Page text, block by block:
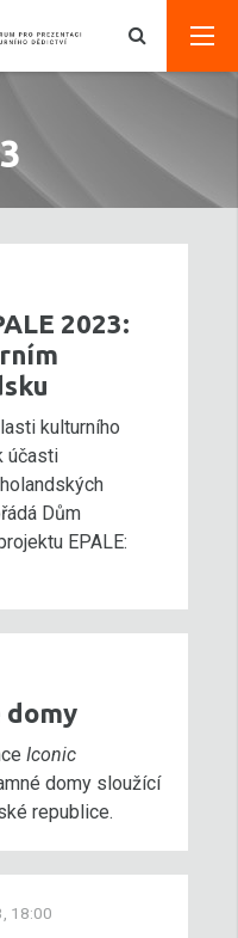
2023:
kulturního
účasti
Dům
EPALE:
domy
Iconic
domy sloužící
republice.
18:00